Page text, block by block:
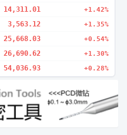
14,311.01 +1.42%
3,563.12 +1.35%
25,668.03 +0.54%
26,690.62 +1.30%
54,036.93 +0.28%